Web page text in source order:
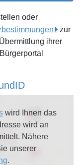
oder
zur
ihrer
wird Ihnen das
wird an
Nähere
unserer
.